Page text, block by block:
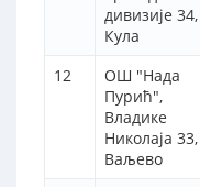
дивизије 34,
Кула
12
ОШ "Нада
Пурић",
Владике
Николаја 33,
Ваљево